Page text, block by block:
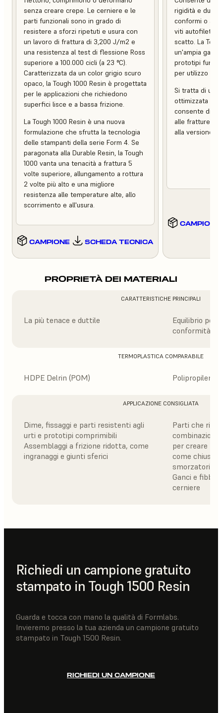
senza creare crepe. Le cerniere e le
parti funzionali sono in grado di
resistere a sforzi ripetuti e usura con
un lavoro di frattura di 3,200 J/m2 e
una resistenza al test di flessione Ross
superiore a 100.000 cicli (a 23 °C).
Caratterizzata da un color grigio scuro
opaco, la Tough 1000 Resin è progettata
per le applicazioni che richiedono
superfici lisce e a bassa frizione.
La Tough 1000 Resin è una nuova
formulazione che sfrutta la tecnologia
delle stampanti della serie Form 4. Se
paragonata alla Durable Resin, la Tough
1000 vanta una tenacità a frattura 5
volte superiore, allungamento a rottura
2 volte più alto e una migliore
resistenza alle temperature alte, allo
scorrimento e all'usura.
CAMPIONE SCHEDA TECNICA
rigidità e
conformi o
viti
scatto. La
un'ampia
prototipi
per utilizzo
Si tratta di una
ottimizzata
consente di
alle fratture
alla versione
CAMPIONE
PROPRIETÀ DEI MATERIALI
CARATTERISTICHE PRINCIPALI
La più tenace e duttile
Equilibrio
conformità
TERMOPLASTICA COMPARABILE
HDPE Delrin (POM) Polipropilene
APPLICAZIONE CONSIGLIATA
Dime, fissaggi e parti resistenti agli
urti e prototipi comprimibili
Assemblaggi a frizione ridotta, come
ingranaggi e giunti sferici
Parti che
per creare
come
smorzatori
Ganci e
cerniere
Richiedi un campione gratuito
stampato in Tough 1500 Resin
Guarda e tocca con mano la qualità di Formlabs.
Invieremo presso la tua azienda un campione gratuito
stampato in Tough 1500 Resin.
RICHIEDI UN CAMPIONE